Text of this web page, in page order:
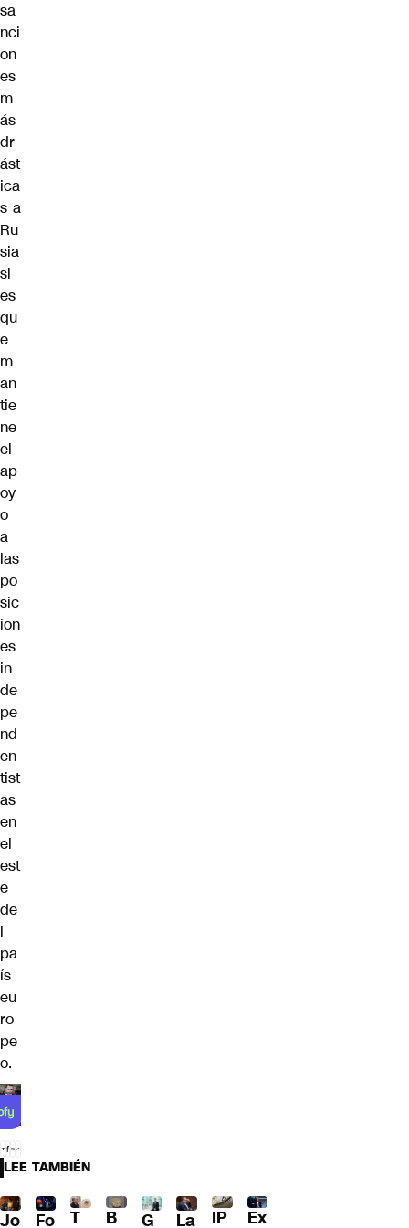
sa
nci
on
es
m
ás
dr
ást
ica
s a
Ru
sia
si
es
qu
e
m
an
tie
ne
el
ap
oy
o
a
las
po
sic
ion
es
in
de
pe
nd
en
tist
as
en
el
est
e
de
l
pa
ís
eu
ro
pe
o.
LEE TAMBIÉN
Jo
Fo
T
B
G
La
IP
Ex